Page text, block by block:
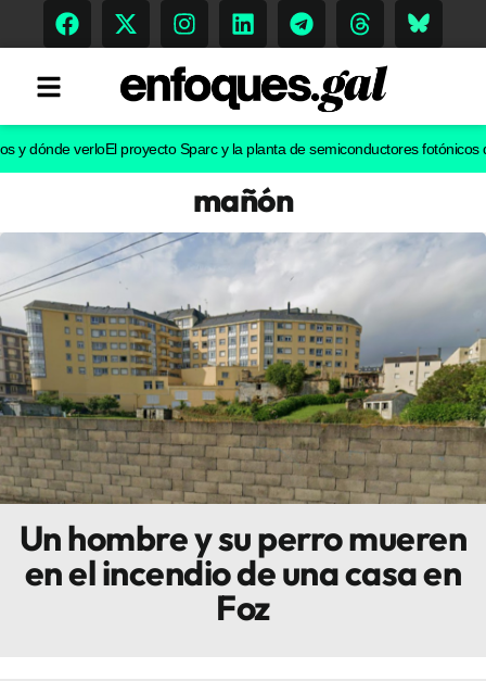
Memoria Histórica
Gastronomía
Escenarios
Sostenibilidad
Innova
verloEl proyecto Sparc y la planta de semiconductores fotónicos de
mañón
Un hombre y su perro mueren
en el incendio de una casa en
Foz